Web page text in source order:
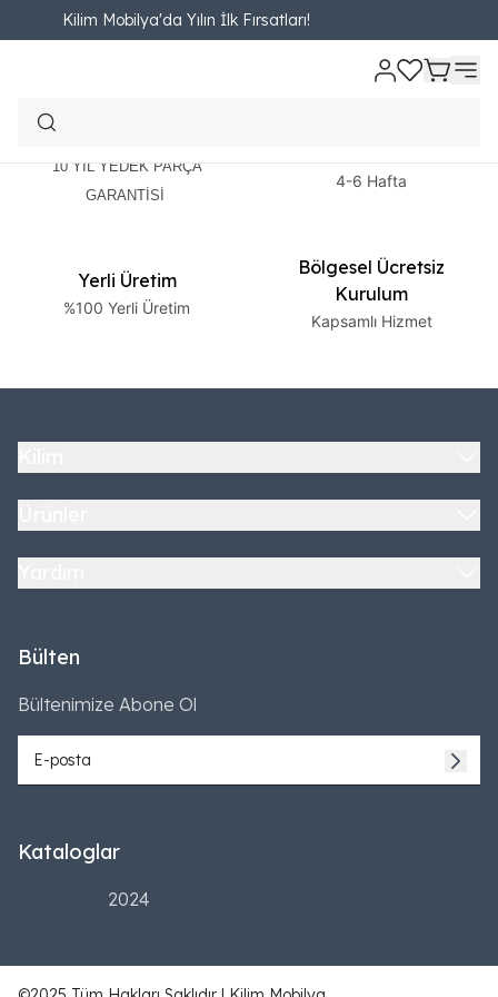
Kilim Mobilya'da Yılın İlk Fırsatları!
10 YIL YEDEK PARÇA
GARANTİSİ
4-6 Hafta
Yerli Üretim
%100 Yerli Üretim
Bölgesel Ücretsiz
Kurulum
Kapsamlı Hizmet
Kataloglar
2024
Bülten
Bültenimize Abone Ol